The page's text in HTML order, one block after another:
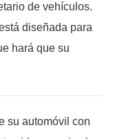
de vehículos.
diseñada para
hará que su
su automóvil con